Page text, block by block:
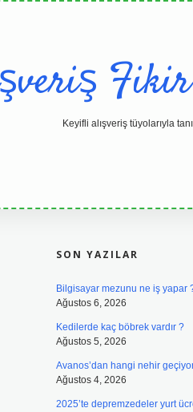
Keyifli alışveriş tüyolarıyla
SON YAZILAR
Bilgisayar mezunu ne iş yapar
Ağustos 6, 2026
Kedilerde kaç böbrek vardır ?
Ağustos 5, 2026
Avanos’dan hangi nehir
Ağustos 4, 2026
2025’te depremzedeler yurt